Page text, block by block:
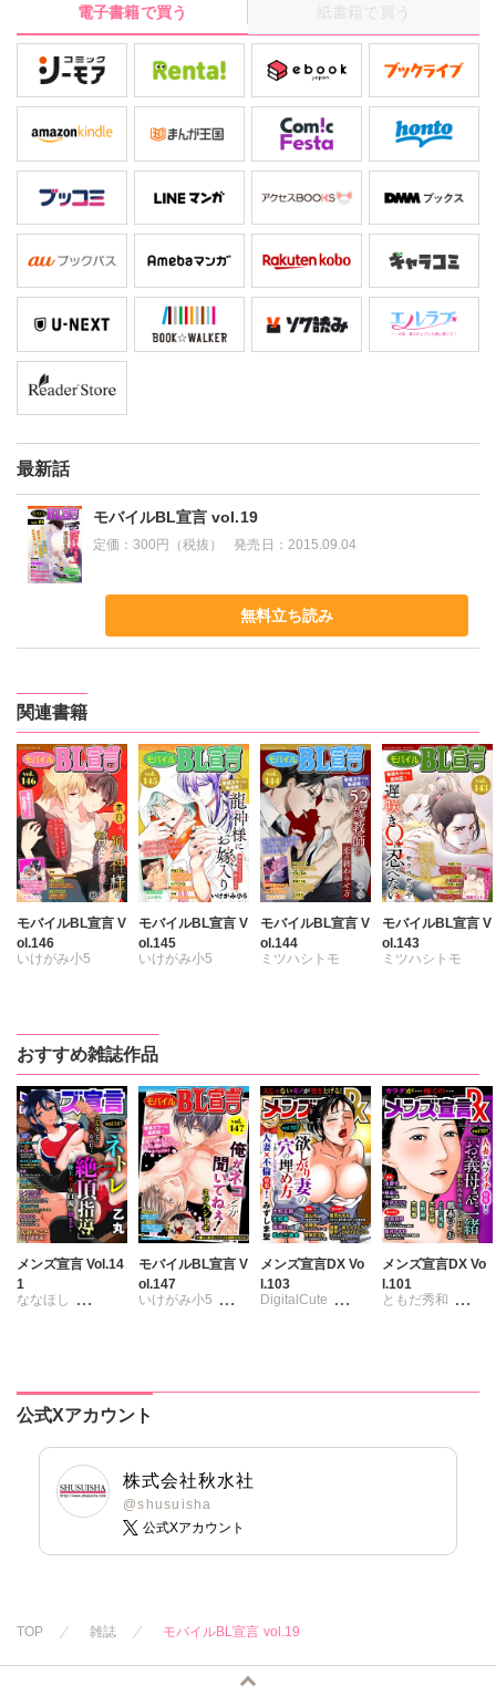
ca ～心に積もるは君のしらべ～』、銀川ケイ『体育会系マニア～
ほとばしる汁と欲望』。短期連載は市花マツビ『爆裂戦隊HERO
ショー～控え室で濃厚3P～』。読み切りは緑山ヨウコ『欲望の偏
差値～心とカラダの方程式～』、井上マサト『夜這いで下克上!?
～若頭と坊ちゃんの受攻戦争～』。
電子書籍で買う 紙書籍で買う
最新話
モバイルBL宣言 vol.19
定価：300円（税抜） 発売日： 2015.09.04
無料立ち読み
関連書籍
モバイルBL宣言 V
ol.146
いけがみ小5
冬坂ころも
モバイルBL宣言 V
ol.145
いけがみ小5
冬坂ころも
モバイルBL宣言 V
ol.144
ミツハシトモ
モバイルBL宣言 V
ol.143
ミツハシトモ
サクラサクヤ
おすすめ雑誌作品
メンズ宣言 Vol.14
1
ななほし
岬ゆきひろ
葉月かずお
みた森たつや
大谷みこと
モバイルBL宣言 V
ol.147
いけがみ小5
メンズ宣言DX Vo
l.103
DigitalCute
滝恵介
メンズ宣言DX Vo
l.101
ともだ秀和
葉月かずお
公式Xアカウント
株式会社秋水社
@shusuisha
公式Xアカウント
TOP 雑誌 モバイルBL宣言 vol.19